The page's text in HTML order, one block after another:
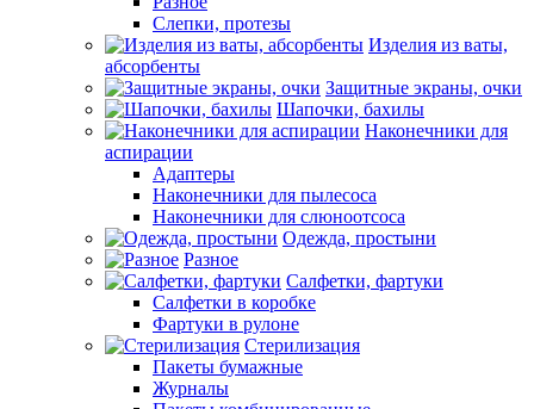
Слепки, протезы
Изделия из ваты,
абсорбенты
Защитные экраны, очки
Шапочки, бахилы
Наконечники для
аспирации
Адаптеры
Наконечники для пылесоса
Наконечники для слюноотсоса
Одежда, простыни
Разное
Салфетки, фартуки
Салфетки в коробке
Фартуки в рулоне
Стерилизация
Пакеты бумажные
Журналы